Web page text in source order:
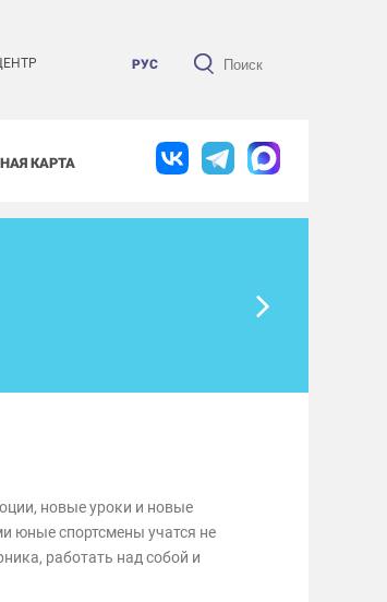
РУС
КАРТА
новые уроки и новые
юные спортсмены учатся не
работать над собой и